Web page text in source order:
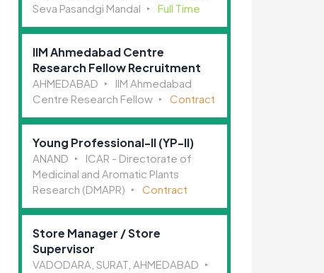
Seva Pasandgi Mandal
Full Time
IIM Ahmedabad Centre
Research Fellow Recruitment
AHMEDABAD
IIM Ahmedabad
Centre Research Fellow
Contract
Young Professional-II (YP-II)
ANAND
ICAR - Directorate of
Medicinal and Aromatic Plants
Research (DMAPR)
Contract
Store Manager / Store
Supervisor
VADODARA, SURAT, AHMEDABAD